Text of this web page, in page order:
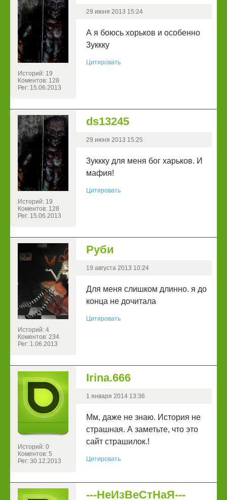
Историй: 19
Коментов: 128
Рег: 15.06.2013
29 июня 2013 15:24
А я боюсь хорьков и особенно
3уккку
Цитировать
Историй: 19
Коментов: 128
Рег: 15.06.2013
ds13245
29 июня 2013 15:25
3уккку для меня бог харьков. И
мафия!
Цитировать
Историй: 4
Коментов: 234
Рег: 1.06.2013
Руби
19 августа 2013 10:24
Для меня слишком длинно. я до
конца не дочитала
Цитировать
Историй: 0
Коментов: 5
Рег: 30.12.2013
Irina.666
1 января 2014 13:36
Мм, даже не знаю. История не
страшная. А заметьте, что это
сайт страшилок.!
Цитировать
---НеИзВеСтНаЯ---